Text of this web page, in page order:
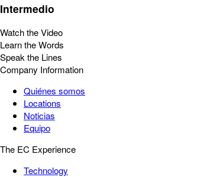
Intermedio
Watch the Video
Learn the Words
Speak the Lines
Company Information
Quiénes somos
Locations
Noticias
Equipo
The EC Experience
Technology